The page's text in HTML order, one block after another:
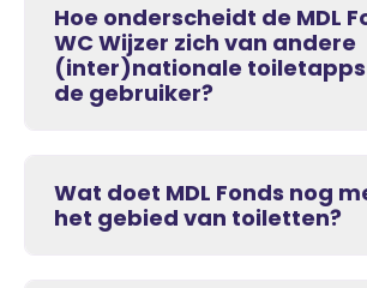
Hoe onderscheidt de MDL
WC Wijzer zich van andere
(inter)nationale
de gebruiker?
Wat doet MDL Fonds nog
het gebied van toiletten?